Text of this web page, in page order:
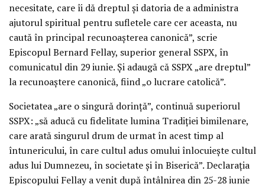
necesitate, care îi dă dreptul și datoria de a administra
ajutorul spiritual pentru sufletele care cer aceasta, nu
caută în principal recunoașterea canonică”, scrie
Episcopul Bernard Fellay, superior general SSPX, în
comunicatul din 29 iunie. Și adaugă că SSPX „are dreptul”
la recunoaștere canonică, fiind „o lucrare catolică”.
Societatea „are o singură dorință”, continuă superiorul
SSPX: „să aducă cu fidelitate lumina Tradiției bimilenare,
care arată singurul drum de urmat în acest timp al
întunericului, în care cultul adus omului înlocuiește cultul
adus lui Dumnezeu, în societate și în Biserică”. Declarația
Episcopului Fellay a venit după întâlnirea din 25-28 iunie